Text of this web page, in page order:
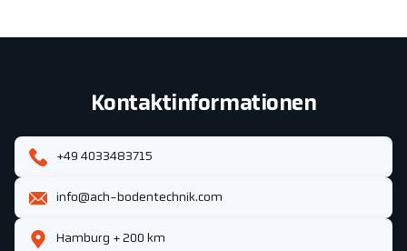
Kontaktinformationen
+49 4033483715
info@ach-bodentechnik.com
Hamburg + 200 km